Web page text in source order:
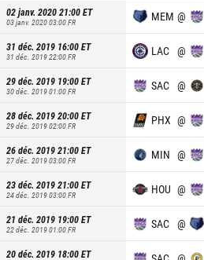
02 janv. 2020 21:00ET
03 janv. 2020 03:00FR MEM @
31 déc. 2019 16:00ET
31 déc. 2019 22:00FR LAC @
29 déc. 2019 19:00ET
30 déc. 2019 01:00FR SAC @
28 déc. 2019 20:00ET
29 déc. 2019 02:00FR PHX @
26 déc. 2019 21:00ET
27 déc. 2019 03:00FR MIN @
23 déc. 2019 21:00ET
24 déc. 2019 03:00FR HOU @
21 déc. 2019 19:00ET
22 déc. 2019 01:00FR SAC @
20 déc. 2019 18:00ET